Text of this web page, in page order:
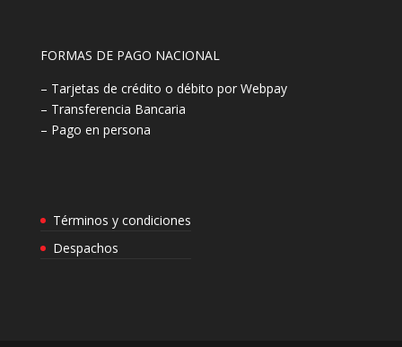
FORMAS DE PAGO NACIONAL
– Tarjetas de crédito o débito por Webpay
– Transferencia Bancaria
– Pago en persona
Términos y condiciones
Despachos